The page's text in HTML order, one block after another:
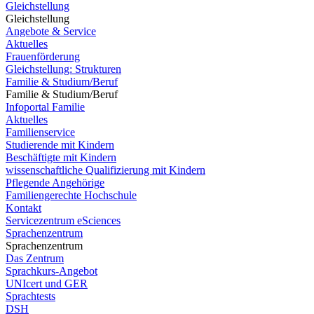
Gleichstellung
Gleichstellung
Angebote & Service
Aktuelles
Frauenförderung
Gleichstellung: Strukturen
Familie & Studium/Beruf
Familie & Studium/Beruf
Infoportal Familie
Aktuelles
Familienservice
Studierende mit Kindern
Beschäftigte mit Kindern
wissenschaftliche Qualifizierung mit Kindern
Pflegende Angehörige
Familiengerechte Hochschule
Kontakt
Servicezentrum eSciences
Sprachenzentrum
Sprachenzentrum
Das Zentrum
Sprachkurs-Angebot
UNIcert und GER
Sprachtests
DSH